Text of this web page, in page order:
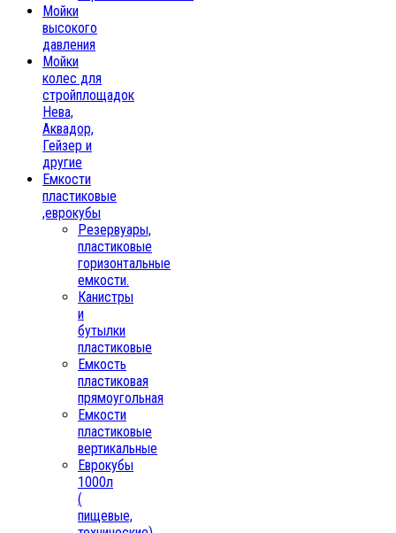
Мойки
высокого
давления
Мойки
колес для
стройплощадок
Нева,
Аквадор,
Гейзер и
другие
Емкости
пластиковые
,еврокубы
Резервуары,
пластиковые
горизонтальные
емкости.
Канистры
и
бутылки
пластиковые
Емкость
пластиковая
прямоугольная
Емкости
пластиковые
вертикальные
Еврокубы
1000л
(
пищевые,